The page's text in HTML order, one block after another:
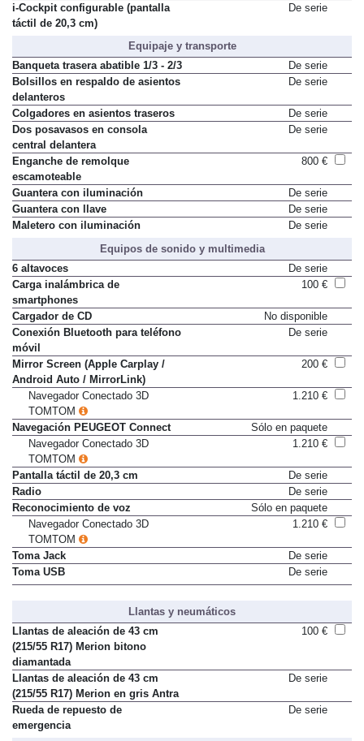
i-Cockpit configurable (pantalla
táctil de 20,3 cm)
De serie
Equipaje y transporte
Banqueta trasera abatible 1/3 - 2/3
De serie
Bolsillos en respaldo de asientos
delanteros
De serie
Colgadores en asientos traseros
De serie
Dos posavasos en consola
central delantera
De serie
Enganche de remolque
escamoteable
800 €
Guantera con iluminación
De serie
Guantera con llave
De serie
Maletero con iluminación
De serie
Equipos de sonido y multimedia
6 altavoces
De serie
Carga inalámbrica de
smartphones
100 €
Cargador de CD
No disponible
Conexión Bluetooth para teléfono
móvil
De serie
Mirror Screen (Apple Carplay /
Android Auto / MirrorLink)
200 €
Navegador Conectado 3D
TOMTOM
1.210 €
Navegación PEUGEOT Connect
Sólo en paquete
Navegador Conectado 3D
TOMTOM
1.210 €
Pantalla táctil de 20,3 cm
De serie
Radio
De serie
Reconocimiento de voz
Sólo en paquete
Navegador Conectado 3D
TOMTOM
1.210 €
Toma Jack
De serie
Toma USB
De serie
Llantas y neumáticos
Llantas de aleación de 43 cm
(215/55 R17) Merion bitono
diamantada
100 €
Llantas de aleación de 43 cm
(215/55 R17) Merion en gris Antra
De serie
Rueda de repuesto de
emergencia
De serie